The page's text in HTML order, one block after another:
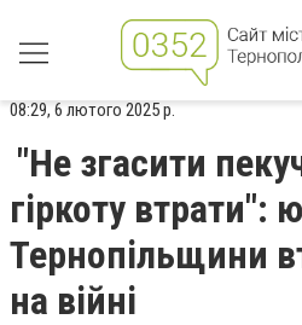
08:29, 6 лютого 2025 р.
"Не згасити
гіркоту втрати":
Тернопільщини
на війні